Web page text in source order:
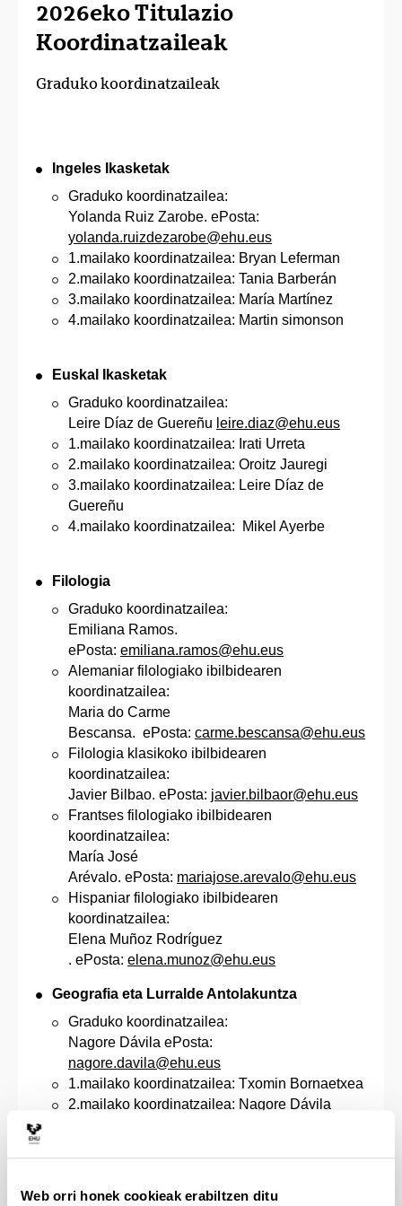
Web orri honek cookieak erabiltzen ditu
2026eko Titulazio
Koordinatzaileak
Graduko koordinatzaileak
Ingeles Ikasketak
Graduko koordinatzailea:
Yolanda Ruiz Zarobe. ePosta:
yolanda.ruizdezarobe@ehu.eus
1.mailako koordinatzailea: Bryan Leferman
2.mailako koordinatzailea: Tania Barberán
3.mailako koordinatzailea: María Martínez
4.mailako koordinatzailea: Martin simonson
Euskal Ikasketak
Graduko koordinatzailea:
Leire Díaz de Guereñu leire.diaz@ehu.eus
1.mailako koordinatzailea: Irati Urreta
2.mailako koordinatzailea: Oroitz Jauregi
3.mailako koordinatzailea: Leire Díaz de
Guereñu
4.mailako koordinatzailea: Mikel Ayerbe
Filologia
Graduko koordinatzailea:
Emiliana Ramos.
ePosta: emiliana.ramos@ehu.eus
Alemaniar filologiako ibilbidearen
koordinatzailea:
Maria do Carme
Bescansa. ePosta: carme.bescansa@ehu.eus
Filologia klasikoko ibilbidearen
koordinatzailea:
Javier Bilbao. ePosta: javier.bilbaor@ehu.eus
Frantses filologiako ibilbidearen
koordinatzailea:
María José
Arévalo. ePosta: mariajose.arevalo@ehu.eus
Hispaniar filologiako ibilbidearen
koordinatzailea:
Elena Muñoz Rodríguez
. ePosta: elena.munoz@ehu.eus
Geografia eta Lurralde Antolakuntza
Graduko koordinatzailea:
Nagore Dávila ePosta:
nagore.davila@ehu.eus
1.mailako koordinatzailea: Txomin Bornaetxea
2.mailako koordinatzailea: Nagore Dávila